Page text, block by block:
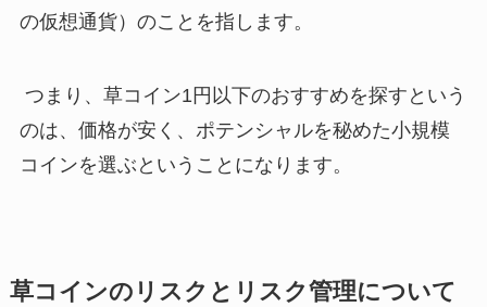
の仮想通貨）のことを指します。
つまり、草コイン1円以下のおすすめを探すという
のは、価格が安く、ポテンシャルを秘めた小規模
コインを選ぶということになります。
草コインのリスクとリスク管理について